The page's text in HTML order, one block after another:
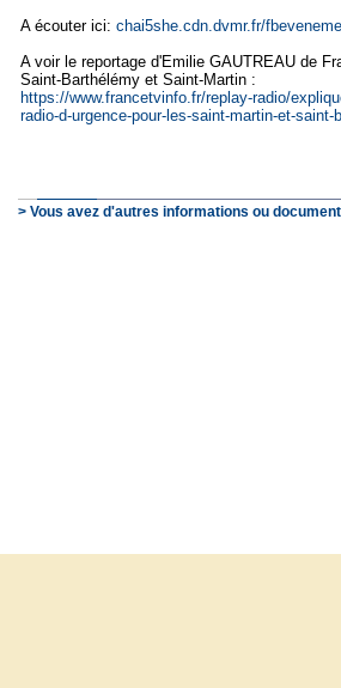
A écouter ici: chai5she.cdn.dvmr.fr/
A voir le reportage d'Emilie GAUTREAU de
Saint-Barthélémy et Saint-Martin :
https://www.francetvinfo.fr/replay-radio/
radio-d-urgence-pour-les-saint-martin-et-saint-
> Vous avez d'autres informations ou